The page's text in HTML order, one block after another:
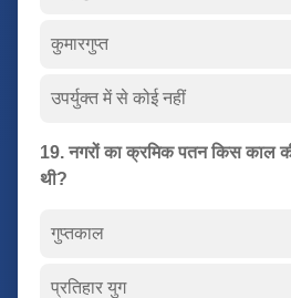
कुमारगुप्त
उपर्युक्त में से कोई नहीं
19. नगरों का क्रमिक पतन किस काल की
थी?
गुप्तकाल
प्रतिहार युग